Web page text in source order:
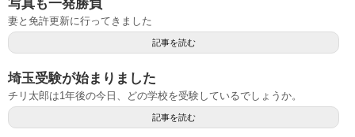
写真も一発勝負
妻と免許更新に行ってきました
記事を読む
埼玉受験が始まりました
チリ太郎は1年後の今日、どの学校を受験しているでしょうか。
記事を読む